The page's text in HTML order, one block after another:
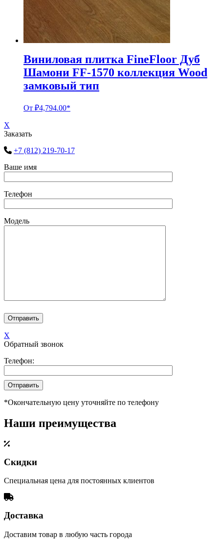
Виниловая плитка FineFloor Дуб
Шамони FF-1570 коллекция Wood
замковый тип
От ₽4,794.00*
X
Заказать
+7 (812) 219-70-17
Ваше имя
Телефон
Модель
X
Обратный звонок
Телефон:
*Окончательную цену уточняйте по телефону
Наши преимущества
Скидки
Специальная цена для постоянных клиентов
Доставка
Доставим товар в любую часть города